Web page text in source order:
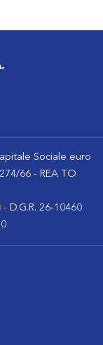
Sociale euro
66 - REA TO
- D.G.R. 26-10460